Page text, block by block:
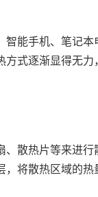
智能手机、笔记
方式逐渐显得无
、散热片等来进
，将散热区域的